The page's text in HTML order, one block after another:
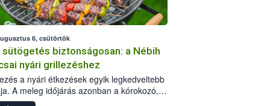
6, csütörtök
sütögetés biztonságosan: a Nébih
nyári grillezéshez
a nyári étkezések egyik legkedveltebb
A meleg időjárás azonban a kórokozó,
okozó baktériumok gyorsabb